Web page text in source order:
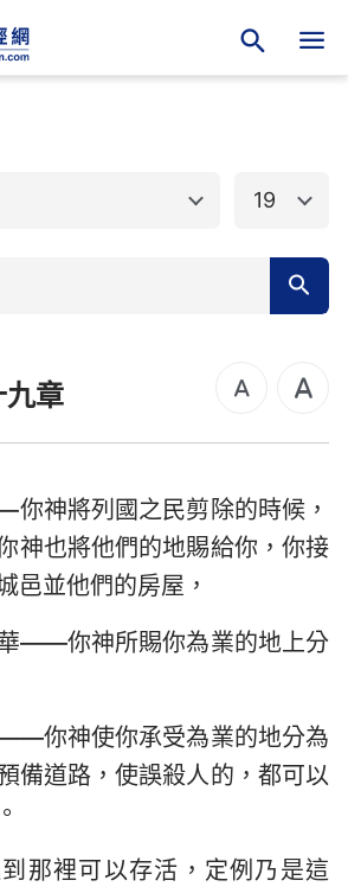
歷代志下
尼希米記
耶利米書
何西阿書
19
九章
神將列國之民剪除的時候，
也將他們的地賜給你，你接
邑並他們的房屋，
——你神所賜你為業的地上分
你神使你承受為業的地分為
備道路，使誤殺人的，都可以
那裡可以存活，定例乃是這